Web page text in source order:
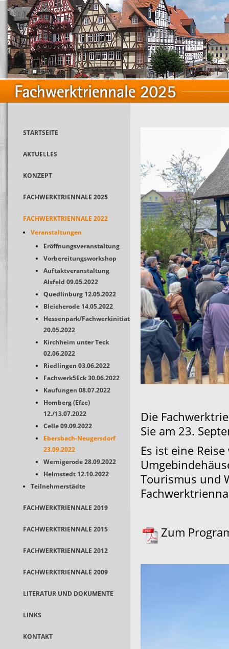
STARTSEITE
AKTUELLES
KONZEPT
FACHWERKTRIENNALE 2025
FACHWERKTRIENNALE 2022
Veranstaltungen
Eröffnungsveranstaltung
Vorbereitungsworkshop
Auftaktveranstaltung
Alsfeld 09.05.2022
Quedlinburg 12.05.2022
Bleicherode 14.05.2022
Hessenpark/Fachwerkinitiativen
20.05.2022
Kirchheim unter Teck
02.06.2022
Riedlingen 03.06.2022
Fachwerk5Eck 30.06.2022
Kaufungen 08.07.2022
Homberg (Efze)
12./13.07.2022
Celle 09.09.2022
Ebersbach-Neugersdorf
23.09.2022
Wernigerode 28.09.2022
Helmstedt 12.10.2022
Teilnehmerstädte
FACHWERKTRIENNALE 2019
FACHWERKTRIENNALE 2015
FACHWERKTRIENNALE 2012
FACHWERKTRIENNALE 2009
LITERATUR UND DOKUMENTE
LINKS
KONTAKT
Die
Sie am 23.
Es ist eine
Tourismus und
Zum